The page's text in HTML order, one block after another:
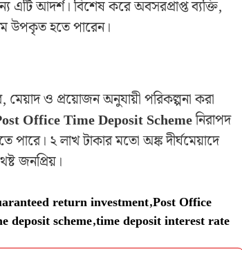
এটি আদর্শ। বিশেষ করে অবসরপ্রাপ্ত ব্যক্তি,
উপকৃত হতে পারেন।
মেয়াদ ও প্রয়োজন অনুযায়ী পরিকল্পনা করা
Office Time Deposit Schemeনিরাপদ
পারে। ২ লাখ টাকার মতো অঙ্ক দীর্ঘমেয়াদে
জনপ্রিয়।
return investment,Post Office
deposit scheme,time deposit interest rate